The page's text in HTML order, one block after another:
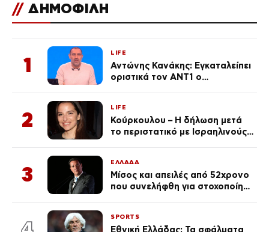
// ΔΗΜΟΦΙΛΗ
1
LIFE
Αντώνης Κανάκης: Εγκαταλείπει
οριστικά τον ΑΝΤ1 ο
2
LIFE
Κούρκουλου – Η δήλωση μετά
το περιστατικό με Ισραηλινούς:
πλουσιοκόριτσο»
3
ΕΛΛΑΔΑ
Μίσος και απειλές από 52χρονο
που συνελήφθη για στοχοποίηση
στην Ελλάδα
SPORTS
Εθνική Ελλάδας: Τα σφάλματα